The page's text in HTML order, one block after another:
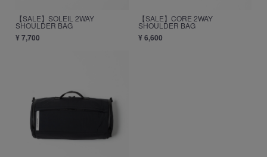
【SALE】SOLEIL 2WAY
SHOULDER BAG
¥ 7,700
【SALE】CORE 2WAY
SHOULDER BAG
¥ 6,600